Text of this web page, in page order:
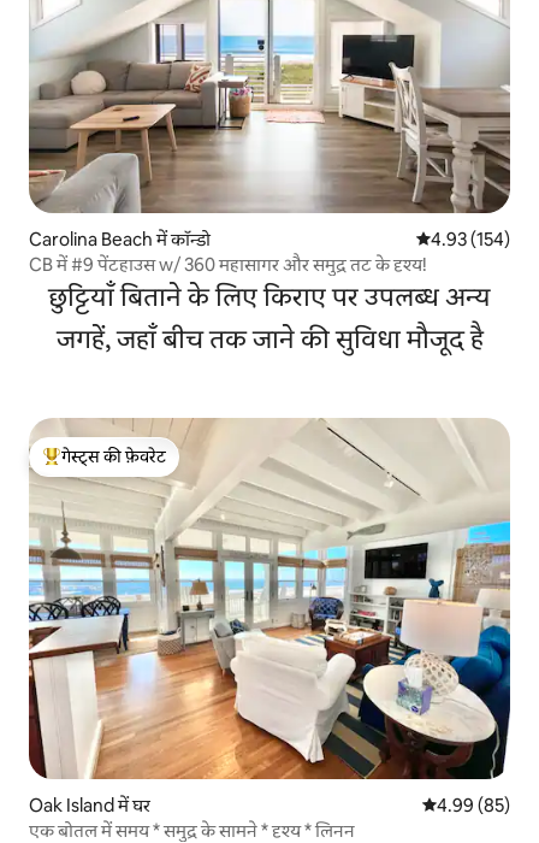
Carolina Beach में कॉन्डो औसत रेटिंग 5 में से
4.93 (154)
CB में #9 पेंटहाउस w/ 360 महासागर और समुद्र तट के दृश्य!
छुट्टियाँ बिताने के लिए किराए पर उपलब्ध अन्य
जगहें, जहाँ बीच तक जाने की सुविधा मौजूद है
गेस्ट्स का टॉप फ़ेवरेट
गेस्ट्स की फ़ेवरेट
Oak Island में घर औसत रेटिंग 5 में
4.99 (85)
एक बोतल में समय * समुद्र के सामने * दृश्य * लिनन